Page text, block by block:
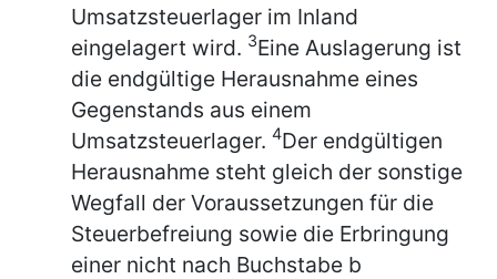
Umsatzsteuerlager im Inland
eingelagert wird. 3Eine Auslagerung ist
die endgültige Herausnahme eines
Gegenstands aus einem
Umsatzsteuerlager. 4Der endgültigen
Herausnahme steht gleich der sonstige
Wegfall der Voraussetzungen für die
Steuerbefreiung sowie die Erbringung
einer nicht nach Buchstabe b